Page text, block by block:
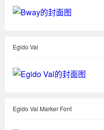
Egido Val
Egido Val Marker Font